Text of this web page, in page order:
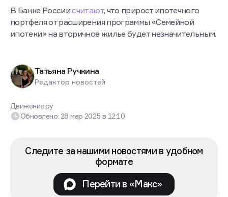
В Банке Россиисчитают, что прирост ипотечного
портфеля от расширения программы «Семейной
ипотеки» на вторичное жилье будет незначительным.
Татьяна Ручкина
Редактор новостей
Движение.ру
Обновлено: 28 мар 2025в 12:10
Следите за нашими новостями в удобном
формате
Перейти в «Макс»